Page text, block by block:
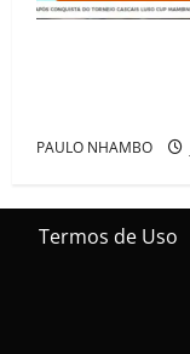
PAULO NHAMBO
Termos de Uso